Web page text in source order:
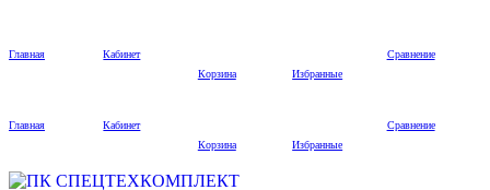
Главная
Кабинет
Корзина
Избранные
Сравнение
Главная
Кабинет
Корзина
Избранные
Сравнение